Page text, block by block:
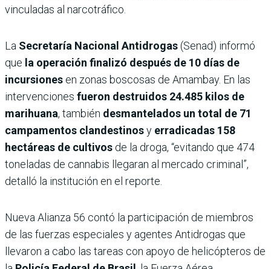
vinculadas al narcotráfico.
La Secretaría Nacional Antidrogas(Senad) informó
que la operación finalizó después de 10 días de
incursiones en zonas boscosas de Amambay. En las
intervenciones fueron destruidos 24.485 kilos de
marihuana, también desmantelados un total de 71
campamentos clandestinosy erradicadas 158
hectáreas de cultivos de la droga, “evitando que 474
toneladas de cannabis llegaran al mercado criminal”,
detalló la institución en el reporte.
Nueva Alianza 56 contó la participación de miembros
de las fuerzas especiales y agentes Antidrogas que
llevaron a cabo las tareas con apoyo de helicópteros de